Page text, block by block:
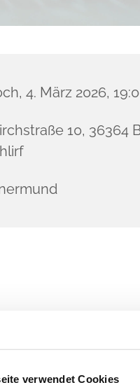
verwendet Cookies
4. März 2026,
10, 36364